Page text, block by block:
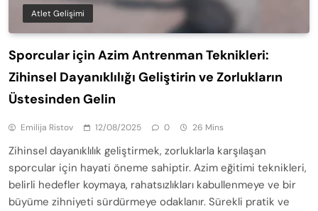
Atlet Gelişimi
Sporcular için Azim Antrenman Teknikleri:
Zihinsel Dayanıklılığı Geliştirin ve Zorlukların
Üstesinden Gelin
Emilija Ristov 12/08/2025 0 26 Mins
Zihinsel dayanıklılık geliştirmek, zorluklarla karşılaşan
sporcular için hayati öneme sahiptir. Azim eğitimi teknikleri,
belirli hedefler koymaya, rahatsızlıkları kabullenmeye ve bir
büyüme zihniyeti sürdürmeye odaklanır. Sürekli pratik ve